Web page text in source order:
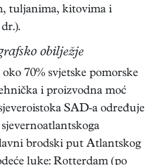
tuljanima, kitovima i
obilježje
70% svjetske pomorske
i proizvodna moć
SAD-a određuje
brodski put Atlantskog
luke: Rotterdam (po